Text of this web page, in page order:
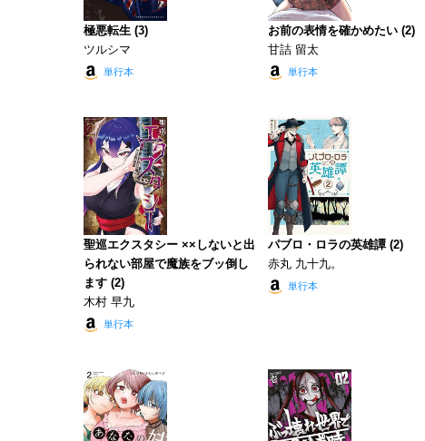
極悪転生 (3)
ツルシマ
単行本
お前の表情を確かめたい (2)
甘詰 留太
単行本
聖巡エクスタシー ××しないと出
られない部屋で魔族をブッ倒し
ます (2)
木村 早九
単行本
パブロ・ロラの英雄譚 (2)
赤丸 九十九。
単行本